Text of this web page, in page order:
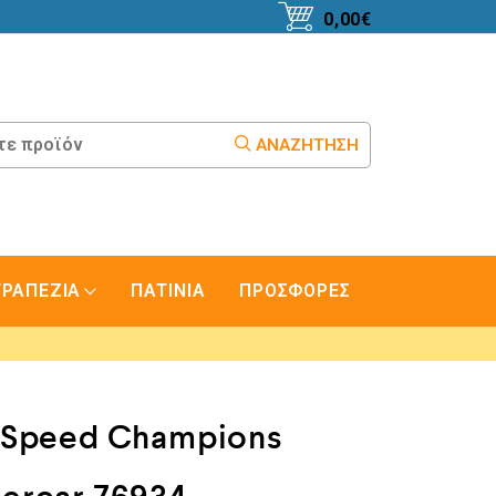
0,00€
ΑΝΑΖΉΤΗΣΗ
ΠΑΤΙΝΙΑ ΠΡΟΣΦΟΡΕΣ
Champions